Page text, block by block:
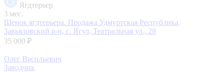
Ягдтерьер
3 мес.
Щенок ягдтерьера. Продажа Удмуртская Республика,
Завьяловский р-н, с. Ягул, Театральная ул., 28
35 000 ₽
Олег Васильевич
Заводчик